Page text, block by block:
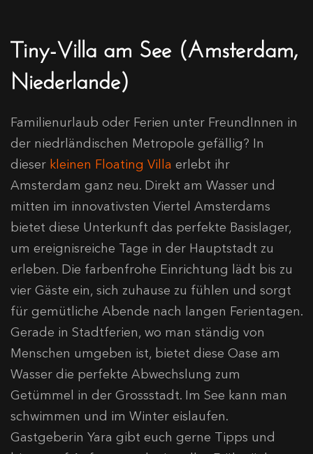
Tiny-Villa am See (Amsterdam,
Niederlande)
Familienurlaub oder Ferien unter FreundInnen in
der niedrländischen Metropole gefällig? In
dieser kleinen Floating Villa erlebt ihr
Amsterdam ganz neu. Direkt am Wasser und
mitten im innovativsten Viertel Amsterdams
bietet diese Unterkunft das perfekte Basislager,
um ereignisreiche Tage in der Hauptstadt zu
erleben. Die farbenfrohe Einrichtung lädt bis zu
vier Gäste ein, sich zuhause zu fühlen und sorgt
für gemütliche Abende nach langen Ferientagen.
Gerade in Stadtferien, wo man ständig von
Menschen umgeben ist, bietet diese Oase am
Wasser die perfekte Abwechslung zum
Getümmel in der Grossstadt. Im See kann man
schwimmen und im Winter eislaufen.
Gastgeberin Yara gibt euch gerne Tipps und